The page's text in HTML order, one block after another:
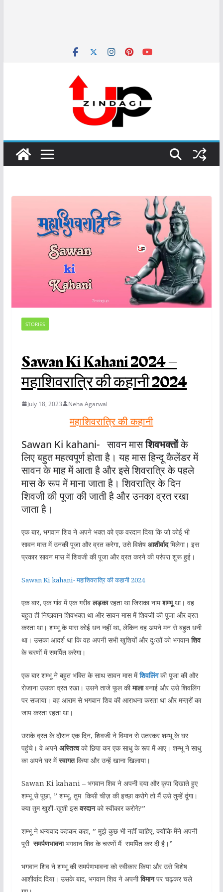
STORIES
Sawan Ki Kahani 2024 –
महाशिवरात्रि की कहानी 2024
July 18, 2023 Neha Agarwal
महाशिवरात्रि की कहानी
Sawan Ki kahani- सावन मासशिवभक्तोंके
लिए बहुत महत्वपूर्ण होता है। यह मास हिन्दू कैलेंडर में
सावन के माह में आता है और इसे शिवरात्रि के पहले
मास के रूप में माना जाता है। शिवरात्रि के दिन
शिवजी की पूजा की जाती है और उनका व्रत रखा
जाता है।
एक बार, भगवान शिव ने अपने भक्त को एक वरदान दिया कि जो कोई भी
सावन मास में उनकी पूजा और व्रत करेगा, उसे विशेष आशीर्वादमिलेगा। इस
प्रकार सावन मास में शिवजी की पूजा और व्रत करने की परंपरा शुरू हुई।
Sawan Ki kahani- महाशिवरात्रि की कहानी 2024
एक बार, एक गांव में एक गरीबलड़कारहता था जिसका नामशम्भूथा। वह
बहुत ही निष्ठावान शिवभक्त था और सावन मास में शिवजी की पूजा और व्रत
करता था। शम्भू के पास कोई धन नहीं था, लेकिन वह अपने मन से बहुत धनी
था। उसका आदर्श था कि वह अपनी सभी खुशियों और दुःखों को भगवानशिव
के चरणों में समर्पित करेगा।
एक बार शम्भू ने बहुत भक्ति के साथ सावन मास मेंशिवलिंग की पूजा की और
रोजाना उसका व्रत रखा। उसने ताजे फूल कीमालाबनाई और उसे शिवलिंग
पर सजाया। वह आराम से भगवान शिव की आराधना करता था और मन्त्रों का
जाप करता रहता था।
उसके व्रत के दौरान एक दिन, शिवजी ने विमान से उतरकर शम्भू के घर
पहुंचे। वे अपने अस्तित्वको छिपा कर एक साधु के रूप में आए। शम्भू ने साधु
का अपने घर मेंस्वागतकिया और उन्हें खाना खिलाया।
Sawan Ki kahani – भगवान शिव ने अपनी दया और कृपा दिखाते हुए
शम्भू से पूछा, ” शम्भू, तुम किसी चीज़ की इच्छा करोगे तो मैं उसे तुम्हें दूंगा।
क्या तुम खुशी-खुशी इसवरदानको स्वीकार करोगे?”
शम्भू ने धन्यवाद कहकर कहा, ” मुझे कुछ भी नहीं चाहिए, क्योंकि मैंने अपनी
पूरीसमर्पणभावनाभगवान शिव के चरणों मैं समर्पित कर दी है।”
भगवान शिव ने शम्भू की समर्पणभावना को स्वीकार किया और उसे विशेष
आशीर्वाद दिया। उसके बाद, भगवान शिव ने अपनीविमानपर चढ़कर चले